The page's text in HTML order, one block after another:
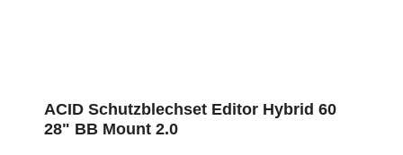
ACID Schutzblechset Editor Hybrid 60
28" BB Mount 2.0